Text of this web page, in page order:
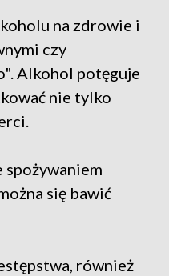
na zdrowie i
czy
Alkohol potęguje
nie tylko
spożywaniem
się bawić
również